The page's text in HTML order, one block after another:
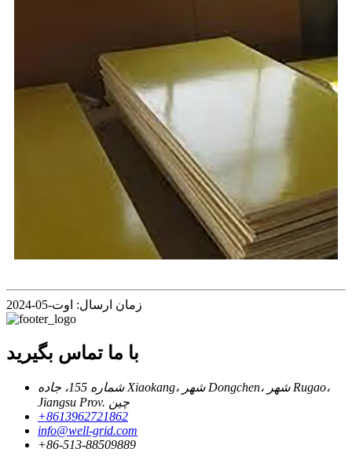
زمان ارسال: اوت-05-2024
با ما تماس بگیرید
شماره 155، جاده Xiaokang، شهر Dongchen، شهر Rugao،
Jiangsu Prov. چین
+8613962721862
info@well-grid.com
+86-513-88509889